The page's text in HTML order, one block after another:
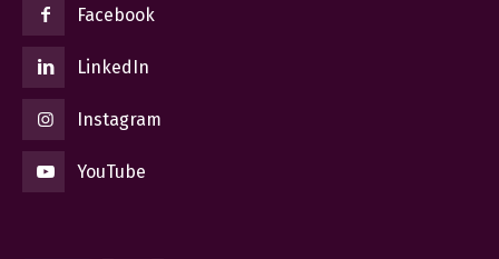
Facebook
LinkedIn
Instagram
YouTube